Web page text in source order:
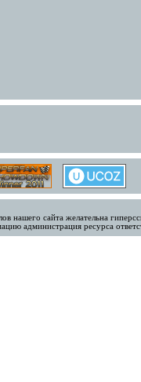
нашего сайта желательна
администрация ресурса